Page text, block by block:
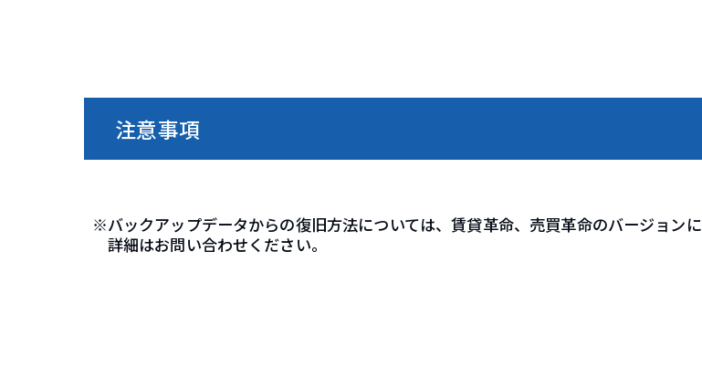
注意事項
※バックアップデータからの復旧方法については、賃貸革命、売買革命のバージョンに
詳細はお問い合わせください。